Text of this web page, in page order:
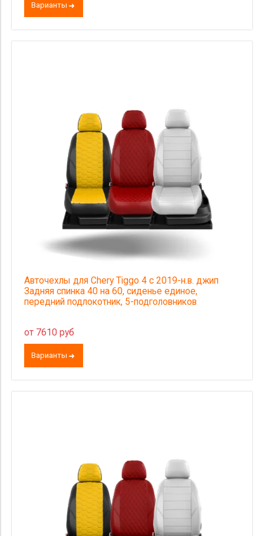
Варианты
Авточехлы для Chery Tiggo 4 с 2019-н.в. джип
Задняя спинка 40 на 60, сиденье единое,
передний подлокотник, 5-подголовников
от 7610 руб
Варианты